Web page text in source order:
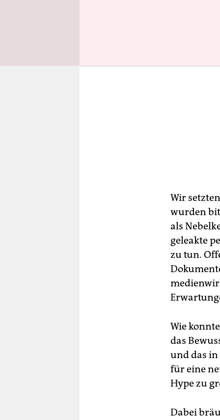
Wir
wurden
als
geleakte
zu tun.
Wie
das
und das
für eine
Hype zu
Dabei